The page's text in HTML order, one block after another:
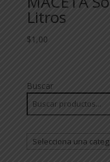
Litros
$1,00
Buscar
Selecciona
una